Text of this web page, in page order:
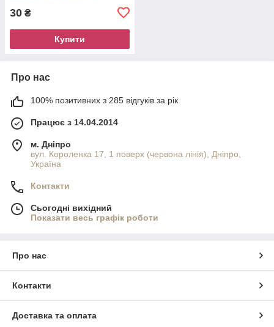
30 ₴
Купити
Про нас
100% позитивних з 285 відгуків за рік
Працює з 14.04.2014
м. Дніпро
вул. Короленка 17, 1 поверх (червона лінія), Дніпро,
Україна
Контакти
Сьогодні вихідний
Показати весь графік роботи
Про нас
Контакти
Доставка та оплата